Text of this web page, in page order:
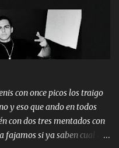
me ven la cachucha de lado
me fajó una super o a veces
las generaciones yo
pues así soy me mandó
el dedo soy hocicon un
no saben nada falsas
no quieren ve...
con once picos los traigo
y eso que ando en todos
con dos tres mentados con
fajamos si ya saben cual es